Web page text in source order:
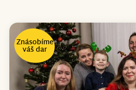
Znásobíme
váš dar